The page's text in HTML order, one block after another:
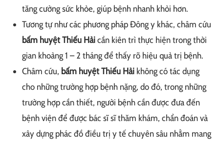
tăng cường sức khỏe, giúp bệnh nhanh khỏi hơn.
Tương tự như các phương pháp Đông y khác, châm cứu
bấm huyệt Thiếu Hảicần kiên trì thực hiện trong thời
gian khoảng 1 – 2 tháng để thấy rõ hiệu quả trị bệnh.
Châm cứu, bấm huyệt Thiếu Hải không có tác dụng
cho những trường hợp bệnh nặng, do đó, trong những
trường hợp cần thiết, người bệnh cần được đưa đến
bệnh viện để được bác sĩ sĩ thăm khám, chẩn đoán và
xây dựng phác đồ điều trị y tế chuyên sâu nhằm mang